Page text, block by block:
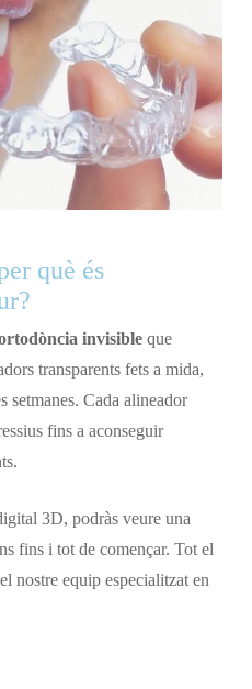
què és
invisible que
transparents fets a mida,
setmanes. Cada alineador
fins a aconseguir
3D, podràs veure una
fins i tot de començar. Tot el
nostre equip especialitzat en